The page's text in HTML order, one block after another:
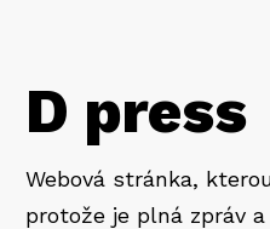
D press
Webová stránka,
protože je plná zpráv